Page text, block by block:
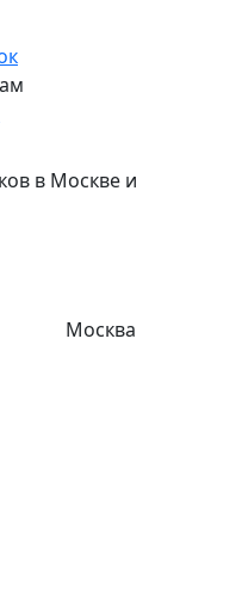
в Москве и
Москва